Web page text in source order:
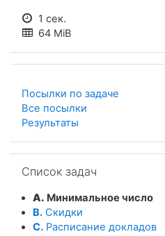
1 сек.
64 MiB
Посылки по задаче
Все посылки
Результаты
Список задач
A. Минимальное число
B. Скидки
C. Расписание докладов